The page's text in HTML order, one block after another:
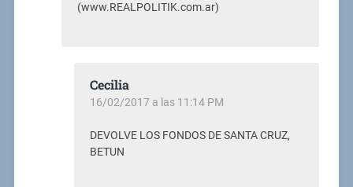
(www.REALPOLITIK.com.ar)
Cecilia
16/02/2017 a las 11:14 PM
DEVOLVE LOS FONDOS DE SANTA CRUZ,
BETUN